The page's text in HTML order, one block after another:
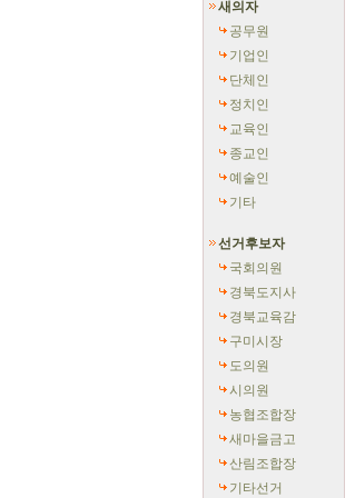
새의자
공무원
기업인
단체인
정치인
교육인
종교인
예술인
기타
선거후보자
국회의원
경북도지사
경북교육감
구미시장
도의원
시의원
농협조합장
새마을금고
산림조합장
기타선거